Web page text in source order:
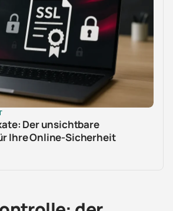
Der unsichtbare
Ihre Online-Sicherheit